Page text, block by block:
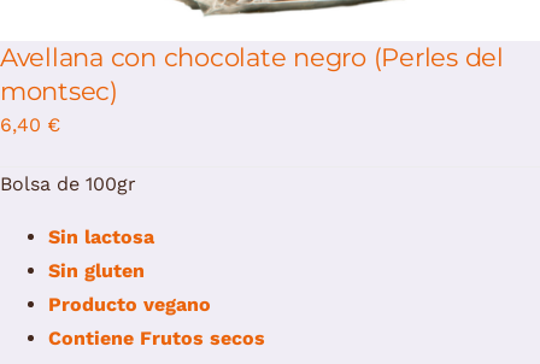
Avellana con chocolate negro (Perles del
montsec)
6,40 €
Bolsa de 100gr
Sin lactosa
Sin gluten
Producto vegano
Contiene Frutos secos